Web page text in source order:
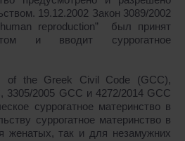
19.12.2002 Закон 3089/2002
reproduction” был принят
и вводит суррогатное
of the Greek Civil Code (GCC),
3305/2005 GCC и 4272/2014GCC
суррогатное материнство в
суррогатное материнство в
женатых, так и для незамужних